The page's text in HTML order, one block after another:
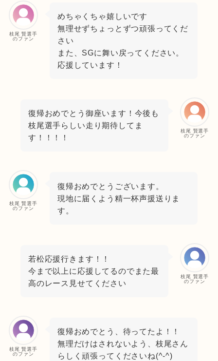
枝尾 賢選手
のファン
めちゃくちゃ嬉しいです
無理せずちょっとずつ頑張ってくだ
さい
また、SGに舞い戻ってください。
応援しています！
枝尾 賢選手
のファン
復帰おめでとう御座います！今後も
枝尾選手らしい走り期待してま
す！！！！
枝尾 賢選手
のファン
復帰おめでとうございます。
現地に届くよう精一杯声援送りま
す。
枝尾 賢選手
のファン
若松応援行きます！！
今まで以上に応援してるのでまた最
高のレース見せてください
枝尾 賢選手
のファン
復帰おめでとう、待ってたよ！！
無理だけはされないよう、枝尾さん
らしく頑張ってくださいね(^-^)